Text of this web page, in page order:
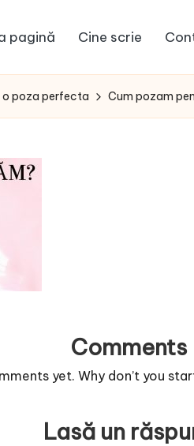
pagină Cine scrie
o poza perfecta Cum pozam
Comments
yet. Why don’t you
Lasă un